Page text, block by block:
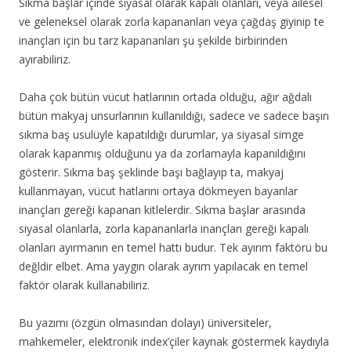
ve geleneksel olarak zorla kapananları veya çağdaş giyinip te
inançları için bu tarz kapananları şu şekilde birbirinden
ayırabiliriz.
Daha çok bütün vücut hatlarının ortada olduğu, ağır ağdalı
bütün makyaj unsurlarının kullanıldığı, sadece ve sadece başın
sıkma baş usulüyle kapatıldığı durumlar, ya siyasal simge
olarak kapanmış olduğunu ya da zorlamayla kapanıldığını
gösterir. Sıkma baş şeklinde başı bağlayıp ta, makyaj
kullanmayan, vücut hatlarını ortaya dökmeyen bayanlar
inançları gereği kapanan kitlelerdir. Sıkma başlar arasında
siyasal olanlarla, zorla kapananlarla inançları gereği kapalı
olanları ayırmanın en temel hattı budur. Tek ayırım faktörü bu
değldir elbet. Ama yaygın olarak ayrım yapılacak en temel
faktör olarak kullanabiliriz.
Bu yazımı (özgün olmasından dolayı) üniversiteler,
mahkemeler, elektronik index’çiler kaynak göstermek kaydıyla